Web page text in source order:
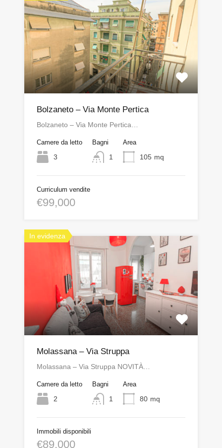
Bolzaneto – Via Monte Pertica
Bolzaneto – Via Monte Pertica…
Camere da letto
3
Bagni
1
Area
105 mq
Curriculum vendite
€99,000
In evidenza
Molassana – Via Struppa
Molassana – Via Struppa NOVITÀ…
Camere da letto
2
Bagni
1
Area
80 mq
Immobili disponibili
€89,000